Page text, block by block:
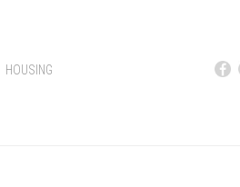
HOUSING